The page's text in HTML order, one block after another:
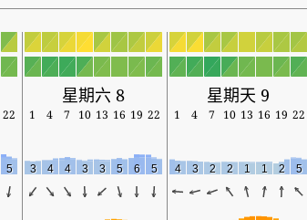
星期六 8 星期天 9
22 1 4 7 10 13 16 19 22 1 4 7 10 13 16 19 22
5 3 4 4 3 3 5 6 5 4 3 2 2 1 1 2 5